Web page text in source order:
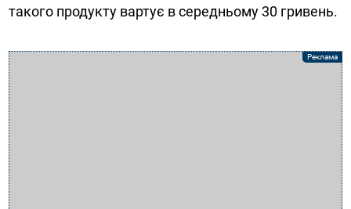
такого продукту вартує в середньому 30 гривень.